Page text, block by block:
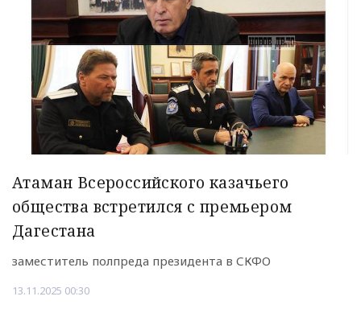
Атаман Всероссийского казачьего
общества встретился с премьером
Дагестана
заместитель полпреда президента в СКФО
13.11.2025 00:30